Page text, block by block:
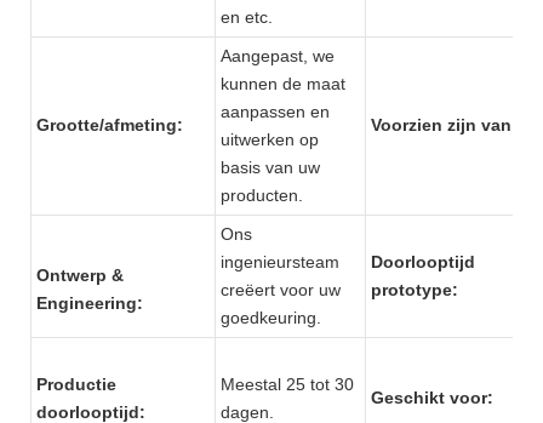
en etc.
Grootte/afmeting:
Aangepast, we
kunnen de maat
aanpassen en
uitwerken op
basis van uw
producten.
Voorzien zijn van:
Ontwerp &
Engineering:
Ons
ingenieursteam
creëert voor uw
goedkeuring.
Doorlooptijd
prototype:
Productie
doorlooptijd:
Meestal 25 tot 30
dagen.
Geschikt voor: